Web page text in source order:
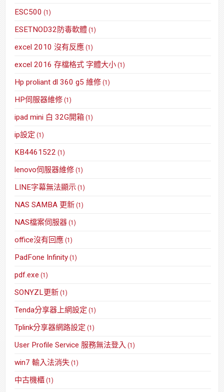
ESC500 (1)
ESETNOD32防毒軟體 (1)
excel 2010 沒有反應 (1)
excel 2016 存檔格式 字體大小 (1)
Hp proliant dl 360 g5 維修 (1)
HP伺服器維修 (1)
ipad mini 白 32G開箱 (1)
ip設定 (1)
KB4461522 (1)
lenovo伺服器維修 (1)
LINE字幕無法顯示 (1)
NAS SAMBA 更新 (1)
NAS檔案伺服器 (1)
office沒有回應 (1)
PadFone Infinity (1)
pdf.exe (1)
SONYZL更新 (1)
Tenda分享器上網設定 (1)
Tplink分享器網路設定 (1)
User Profile Service 服務無法登入 (1)
win7 輸入法消失 (1)
中古機櫃 (1)